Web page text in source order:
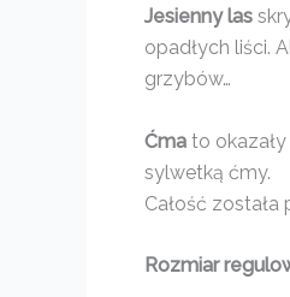
Jesienny las
opadłych liści.
grzybów…
Ćma to
sylwetką ćmy.
Całość
Rozmiar